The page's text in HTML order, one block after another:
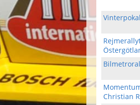
Christian